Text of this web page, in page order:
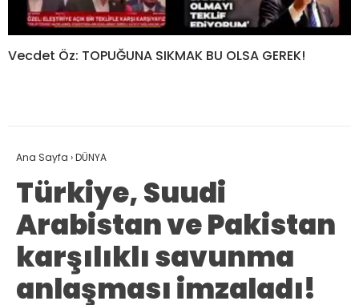
Vecdet Öz: TOPUĞUNA SIKMAK BU OLSA GEREK!
Ana Sayfa ›DÜNYA
Türkiye, Suudi
Arabistan ve Pakistan
karşılıklı savunma
anlaşması imzaladı!